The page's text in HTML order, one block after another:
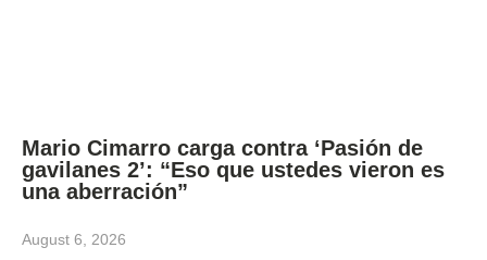
Mario Cimarro carga contra ‘Pasión de
gavilanes 2’: “Eso que ustedes vieron es
una aberración”
August 6, 2026